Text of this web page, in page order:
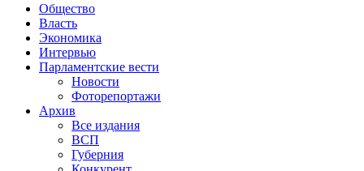
Общество
Власть
Экономика
Интервью
Парламентские вести
Новости
Фоторепортажи
Архив
Все издания
ВСП
Губерния